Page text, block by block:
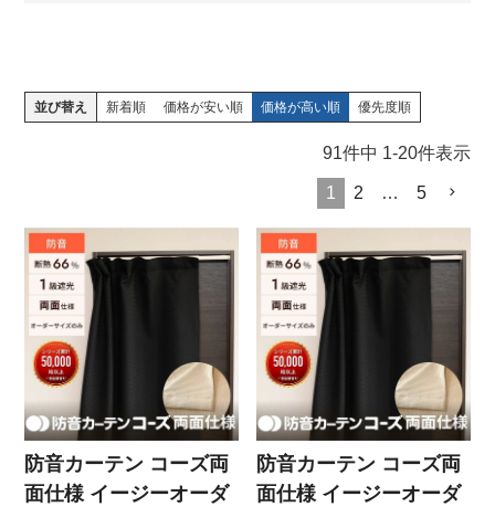
並び替え 新着順 価格が安い順 価格が高い順 優先度順
91件中 1-20件表示
1 2 … 5
防音カーテン コーズ両
面仕様 イージーオーダ
防音カーテン コーズ両
面仕様 イージーオーダ